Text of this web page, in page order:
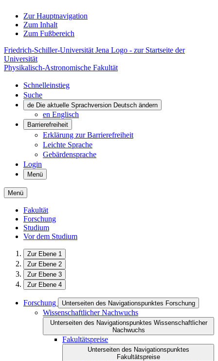
Zur Hauptnavigation
Zum Inhalt
Zum Fußbereich
Friedrich-Schiller-Universität Jena Logo - zur Startseite der
Universität
Physikalisch-Astronomische Fakultät
Schnelleinstieg
Suche
de Die aktuelle Sprachversion Deutsch ändern
en Englisch
Barrierefreiheit
Erklärung zur Barrierefreiheit
Leichte Sprache
Gebärdensprache
Login
Menü
Menü
Fakultät
Forschung
Studium
Vor dem Studium
Zur Ebene 1
Zur Ebene 2
Zur Ebene 3
Zur Ebene 4
Forschung Unterseiten des Navigationspunktes Forschung
Wissenschaftlicher Nachwuchs
Unterseiten des Navigationspunktes Wissenschaftlicher
Nachwuchs
Fakultätspreise
Unterseiten des Navigationspunktes
Fakultätspreise